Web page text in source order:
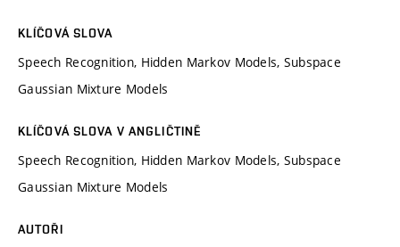
KLÍČOVÁ SLOVA
Speech Recognition, Hidden Markov Models, Subspace
Gaussian Mixture Models
KLÍČOVÁ SLOVA V ANGLIČTINĚ
Speech Recognition, Hidden Markov Models, Subspace
Gaussian Mixture Models
AUTOŘI